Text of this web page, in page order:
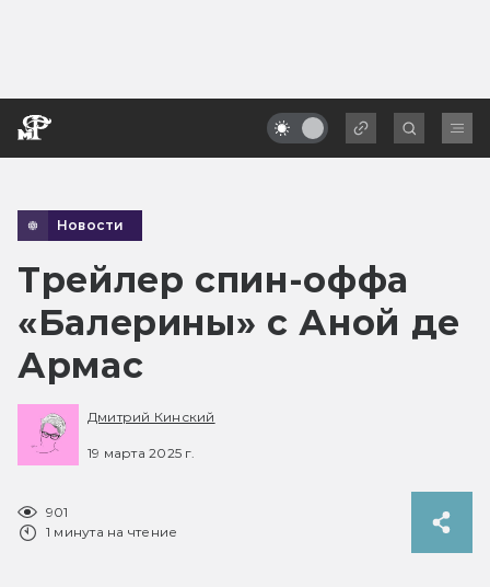
Новости
Трейлер спин-оффа
«Балерины» с Аной де
Армас
Дмитрий Кинский
19 марта 2025 г.
901
1 минута на чтение